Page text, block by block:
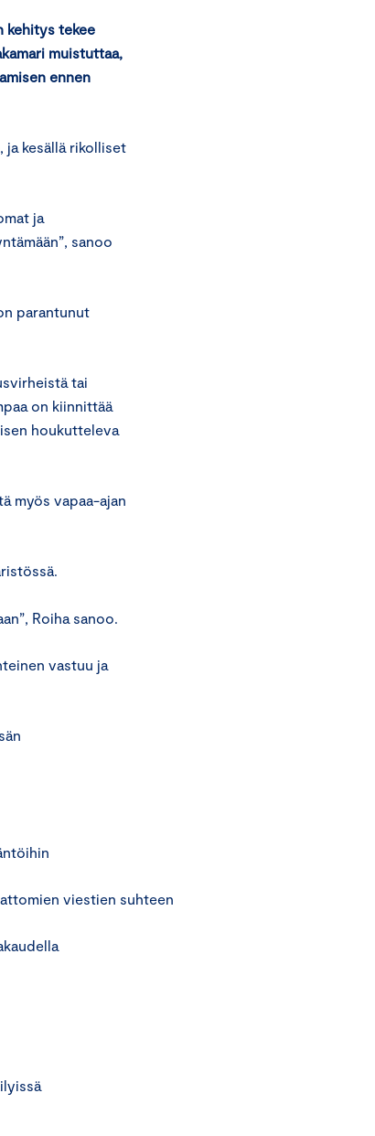
kehitys tekee
muistuttaa,
ennen
kesällä rikolliset
ja
sanoo
parantunut
tai
on kiinnittää
houkutteleva
myös vapaa-ajan
Roiha sanoo.
vastuu ja
viestien suhteen